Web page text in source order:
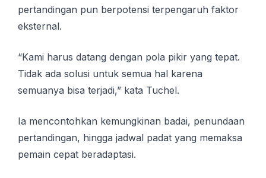
pertandingan pun berpotensi terpengaruh faktor
eksternal.
“Kami harus datang dengan pola pikir yang tepat.
Tidak ada solusi untuk semua hal karena
semuanya bisa terjadi,” kata Tuchel.
Ia mencontohkan kemungkinan badai, penundaan
pertandingan, hingga jadwal padat yang memaksa
pemain cepat beradaptasi.